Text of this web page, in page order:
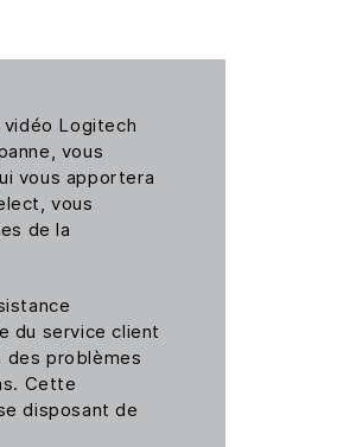
Logitech
vous
vous apportera
vous
de la
du service client
des problèmes
Cette
disposant de